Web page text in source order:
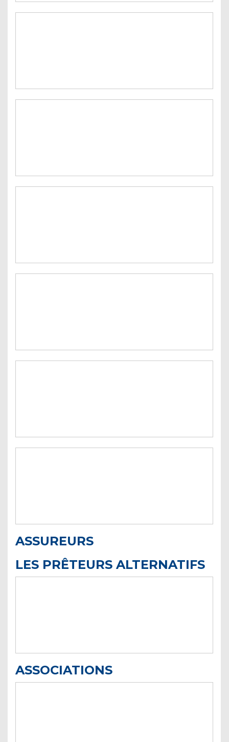
ASSUREURS
LES PRÊTEURS ALTERNATIFS
ASSOCIATIONS